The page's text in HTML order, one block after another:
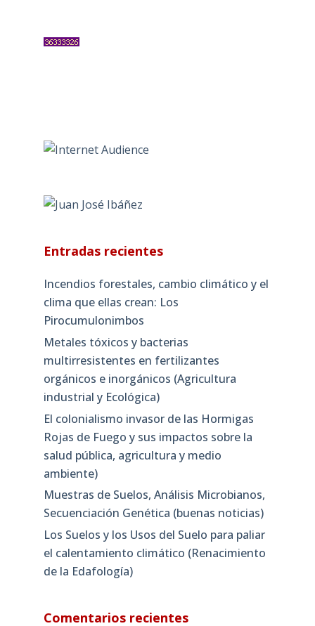
Entradas recientes
Incendios forestales, cambio climático y el
clima que ellas crean: Los
Pirocumulonimbos
Metales tóxicos y bacterias
multirresistentes en fertilizantes
orgánicos e inorgánicos (Agricultura
industrial y Ecológica)
El colonialismo invasor de las Hormigas
Rojas de Fuego y sus impactos sobre la
salud pública, agricultura y medio
ambiente)
Muestras de Suelos, Análisis Microbianos,
Secuenciación Genética (buenas noticias)
Los Suelos y los Usos del Suelo para paliar
el calentamiento climático (Renacimiento
de la Edafología)
Comentarios recientes